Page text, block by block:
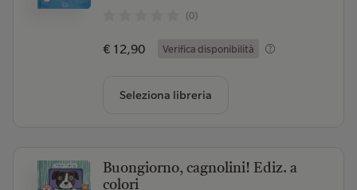
(0)
€ 12,90 Verifica disponibilità
Seleziona libreria
Buongiorno, cagnolini! Ediz. a
colori